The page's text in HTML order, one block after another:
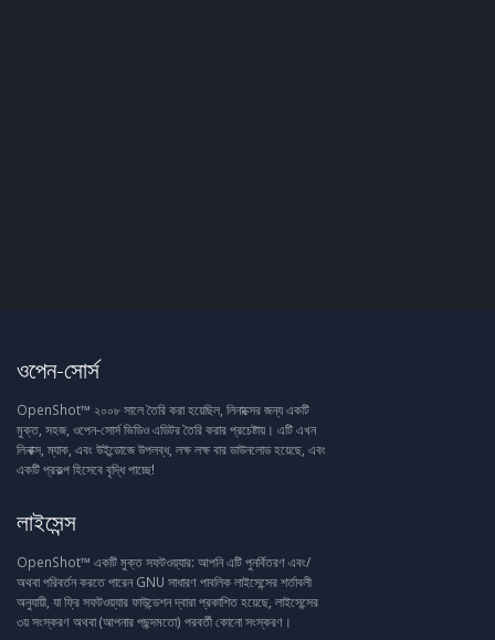
ওপেন-সোর্স
OpenShot™ ২০০৮ সালে তৈরি করা হয়েছিল, লিনাক্সের জন্য একটি
মুক্ত, সহজ, ওপেন-সোর্স ভিডিও এডিটর তৈরি করার প্রচেষ্টায়। এটি এখন
লিনাক্স, ম্যাক, এবং উইন্ডোজে উপলব্ধ, লক্ষ লক্ষ বার ডাউনলোড হয়েছে, এবং
একটি প্রকল্প হিসেবে বৃদ্ধি পাচ্ছে!
লাইসেন্স
OpenShot™ একটি মুক্ত সফটওয়্যার: আপনি এটি পুনর্বিতরণ এবং/
অথবা পরিবর্তন করতে পারেন GNU সাধারণ পাবলিক লাইসেন্সের শর্তাবলী
অনুযায়ী, যা ফ্রি সফটওয়্যার ফাউন্ডেশন দ্বারা প্রকাশিত হয়েছে, লাইসেন্সের
৩য় সংস্করণ অথবা (আপনার পছন্দমতো) পরবর্তী কোনো সংস্করণ।